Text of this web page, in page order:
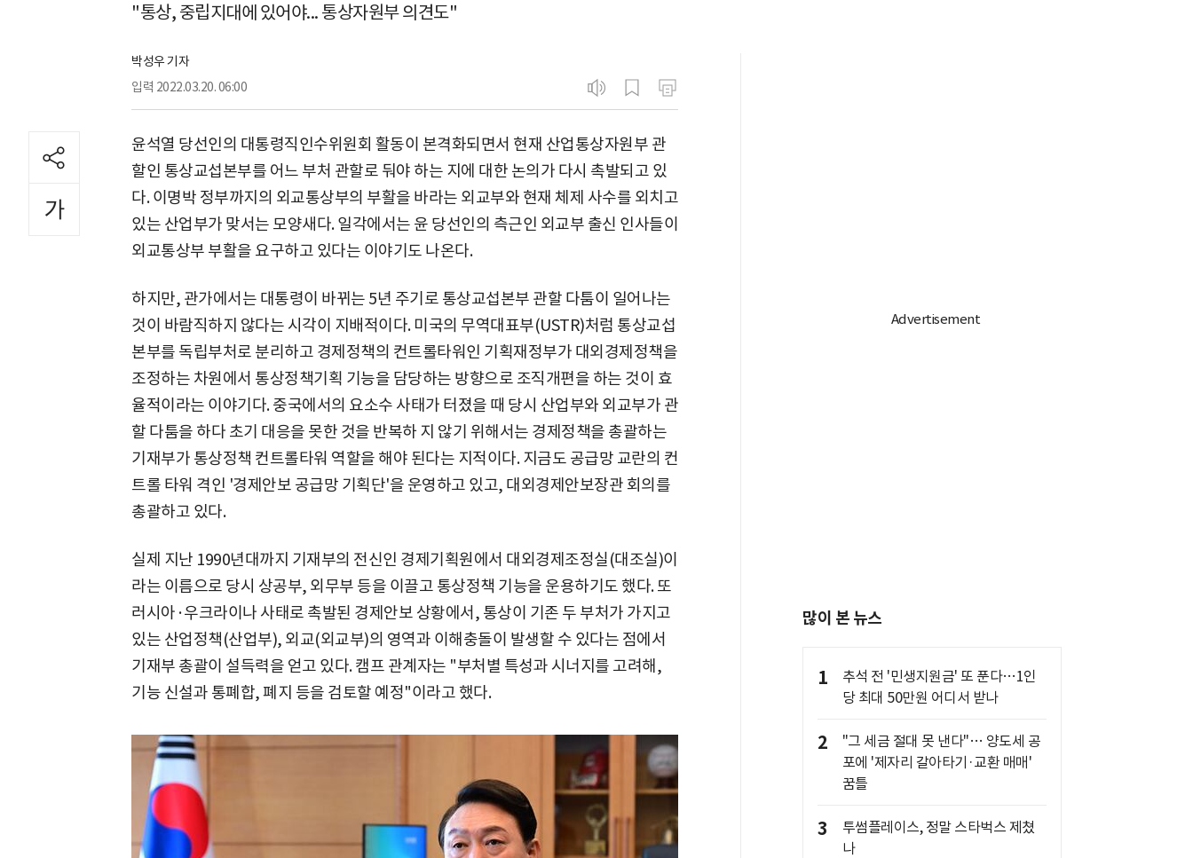
"통상, 중립지대에 있어야... 통상자원부 의견도"
박성우 기자
입력 2022.03.20. 06:00
윤석열 당선인의 대통령직인수위원회 활동이 본격화되면서 현재 산업통상자원부 관
할인 통상교섭본부를 어느 부처 관할로 둬야 하는 지에 대한 논의가 다시 촉발되고 있
다. 이명박 정부까지의 외교통상부의 부활을 바라는 외교부와 현재 체제 사수를 외치고
있는 산업부가 맞서는 모양새다. 일각에서는 윤 당선인의 측근인 외교부 출신 인사들이
외교통상부 부활을 요구하고 있다는 이야기도 나온다.
하지만, 관가에서는 대통령이 바뀌는 5년 주기로 통상교섭본부 관할 다툼이 일어나는
것이 바람직하지 않다는 시각이 지배적이다. 미국의 무역대표부(USTR)처럼 통상교섭
본부를 독립부처로 분리하고 경제정책의 컨트롤타워인 기획재정부가 대외경제정책을
조정하는 차원에서 통상정책기획 기능을 담당하는 방향으로 조직개편을 하는 것이 효
율적이라는 이야기다. 중국에서의 요소수 사태가 터졌을 때 당시 산업부와 외교부가 관
할 다툼을 하다 초기 대응을 못한 것을 반복하 지 않기 위해서는 경제정책을 총괄하는
기재부가 통상정책 컨트롤타워 역할을 해야 된다는 지적이다. 지금도 공급망 교란의 컨
트롤 타워 격인 '경제안보 공급망 기획단'을 운영하고 있고, 대외경제안보장관 회의를
총괄하고 있다.
실제 지난 1990년대까지 기재부의 전신인 경제기획원에서 대외경제조정실(대조실)이
라는 이름으로 당시 상공부, 외무부 등을 이끌고 통상정책 기능을 운용하기도 했다. 또
러시아·우크라이나 사태로 촉발된 경제안보 상황에서, 통상이 기존 두 부처가 가지고
있는 산업정책(산업부), 외교(외교부)의 영역과 이해충돌이 발생할 수 있다는 점에서
기재부 총괄이 설득력을 얻고 있다. 캠프 관계자는 "부처별 특성과 시너지를 고려해,
기능 신설과 통폐합, 폐지 등을 검토할 예정"이라고 했다.
많이 본 뉴스
1
추석 전 '민생지원금' 또 푼다…1인
당 최대 50만원 어디서 받나
2
"그 세금 절대 못 낸다"… 양도세 공
포에 '제자리 갈아타기·교환 매매'
꿈틀
3
투썸플레이스, 정말 스타벅스 제쳤
나